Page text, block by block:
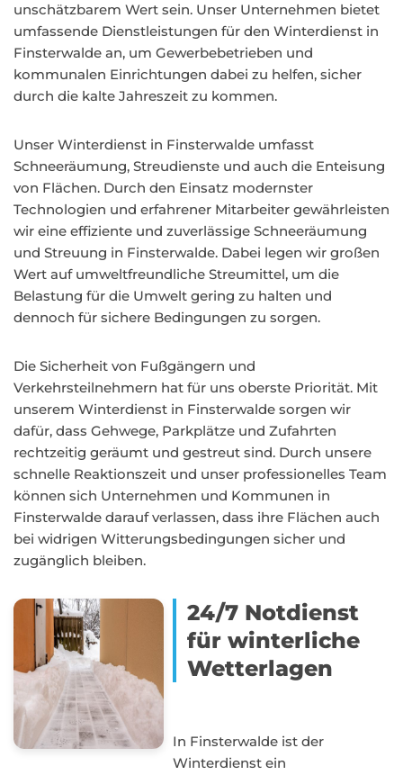
unschätzbarem Wert sein. Unser Unternehmen bietet
umfassende Dienstleistungen für den Winterdienst in
Finsterwalde an, um Gewerbebetrieben und
kommunalen Einrichtungen dabei zu helfen, sicher
durch die kalte Jahreszeit zu kommen.
Unser Winterdienst in Finsterwalde umfasst
Schneeräumung, Streudienste und auch die Enteisung
von Flächen. Durch den Einsatz modernster
Technologien und erfahrener Mitarbeiter gewährleisten
wir eine effiziente und zuverlässige Schneeräumung
und Streuung in Finsterwalde. Dabei legen wir großen
Wert auf umweltfreundliche Streumittel, um die
Belastung für die Umwelt gering zu halten und
dennoch für sichere Bedingungen zu sorgen.
Die Sicherheit von Fußgängern und
Verkehrsteilnehmern hat für uns oberste Priorität. Mit
unserem Winterdienst in Finsterwalde sorgen wir
dafür, dass Gehwege, Parkplätze und Zufahrten
rechtzeitig geräumt und gestreut sind. Durch unsere
schnelle Reaktionszeit und unser professionelles Team
können sich Unternehmen und Kommunen in
Finsterwalde darauf verlassen, dass ihre Flächen auch
bei widrigen Witterungsbedingungen sicher und
zugänglich bleiben.
24/7 Notdienst
für winterliche
Wetterlagen
In Finsterwalde ist der
Winterdienst ein